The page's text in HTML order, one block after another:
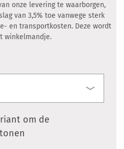
onze levering te waarborgen,
van 3,5% toe vanwege sterk
en transportkosten. Deze wordt
winkelmandje.
om de